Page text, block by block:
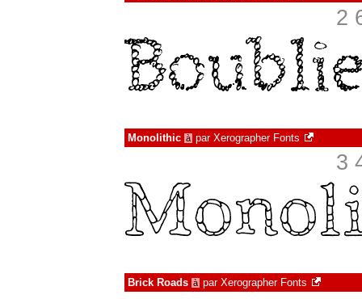
2
Monolithic à par Xerographer Fonts
3
Brick Roads à par Xerographer Fonts